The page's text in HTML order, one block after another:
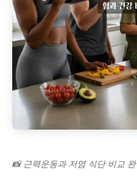
📸 근력운동과 저염 식단 비교